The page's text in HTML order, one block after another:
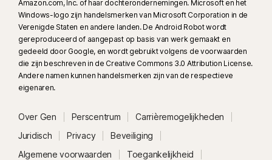
Amazon.com, Inc. of haar dochterondernemingen. Microsoft en het
Windows-logo zijn handelsmerken van Microsoft Corporation in de
Verenigde Staten en andere landen. De Android Robot wordt
gereproduceerd of aangepast op basis van werk gemaakt en
gedeeld door Google, en wordt gebruikt volgens de voorwaarden
die zijn beschreven in de Creative Commons 3.0 Attribution License.
Andere namen kunnen handelsmerken zijn van de respectieve
eigenaren.
Over Gen Perscentrum
Carrièremogelijkheden
Juridisch
Privacy
Beveiliging
Algemene voorwaarden
Toegankelijkheid